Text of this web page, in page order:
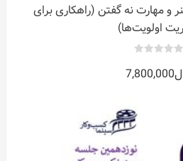
مهارت نه گفتن (راهکاری برای
اولویت‌ها)
out
of
7,800,000